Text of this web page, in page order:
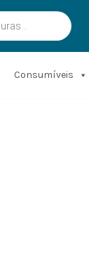
Consumíveis